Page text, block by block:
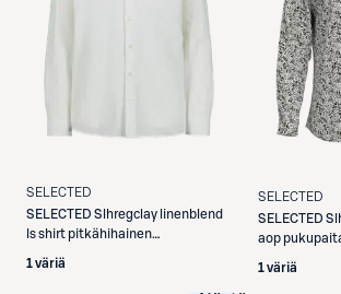
SELECTED
SELECTED Slhregclay linenblend
ls shirt pitkähihainen
1 väriä
SELECTED
SELECTED
aop
1 väriä